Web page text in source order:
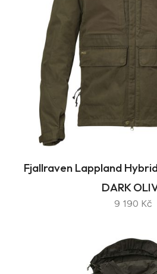
Fjallraven Lappland
DARK
9 190 Kč